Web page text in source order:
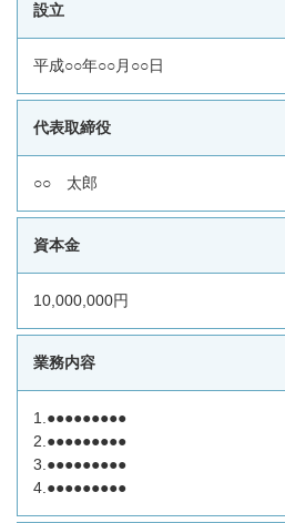
設立
平成○○年○○月○○日
代表取締役
○○ 太郎
資本金
10,000,000円
業務内容
1.●●●●●●●●●
2.●●●●●●●●●
3.●●●●●●●●●
4.●●●●●●●●●